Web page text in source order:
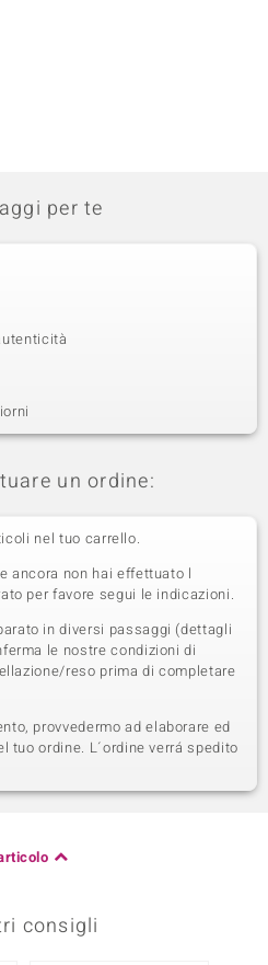
per te
un ordine:
nel tuo carrello.
ancora non hai effettuato l
per favore segui le indicazioni.
in diversi passaggi (dettagli
le nostre condizioni di
reso prima di completare
provvedermo ad elaborare ed
tuo ordine. L´ordine verrá spedito
consigli